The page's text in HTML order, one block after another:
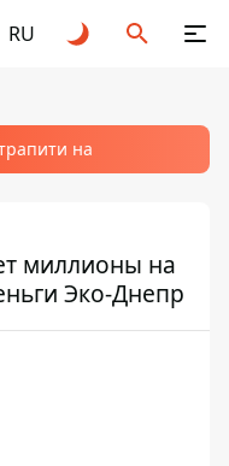
RU
на
миллионы на
Эко-Днепр